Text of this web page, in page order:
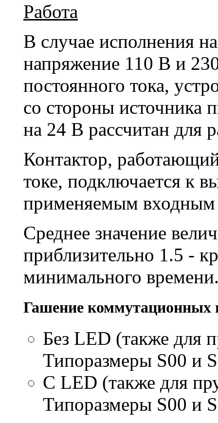
Работа
В случае исполнения
напряжение 110 В и
постоянного тока,
со стороны источника
на 24 В рассчитан для
Контактор,
токе, подключается к
применяемым
Среднее значение
приблизительно 1.5 -
минимального
Гашение коммутационных
Без LED (также для
Типоразмеры S00 и
С LED (также для
Типоразмеры S00 и